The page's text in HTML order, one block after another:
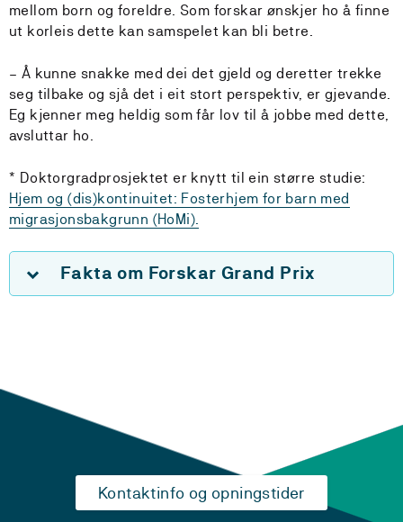
mellom born og foreldre. Som forskar ønskjer ho å finne
ut korleis dette kan samspelet kan bli betre.
– Å kunne snakke med dei det gjeld og deretter trekke
seg tilbake og sjå det i eit stort perspektiv, er gjevande.
Eg kjenner meg heldig som får lov til å jobbe med dette,
avsluttar ho.
* Doktorgradprosjektet er knytt til ein større studie:
Hjem og (dis)kontinuitet: Fosterhjem for barn med
migrasjonsbakgrunn (HoMi).
Fakta om Forskar Grand Prix
Kontaktinfo og opningstider